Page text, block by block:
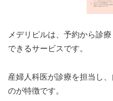
メデリピルは、予約から診
できるサービスです。
産婦人科医が診療を担当し
のが特徴です。